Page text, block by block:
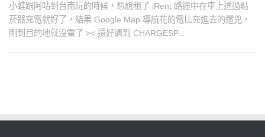
小蛙跟阿咕到台南玩的時候，想說租了 iRent 路途中在車上透過點
菸器充電就好了，結果 Google Map 導航花的電比充進去的還兇，
剛到目的地就沒電了 >< 還好遇到 CHARGESP...